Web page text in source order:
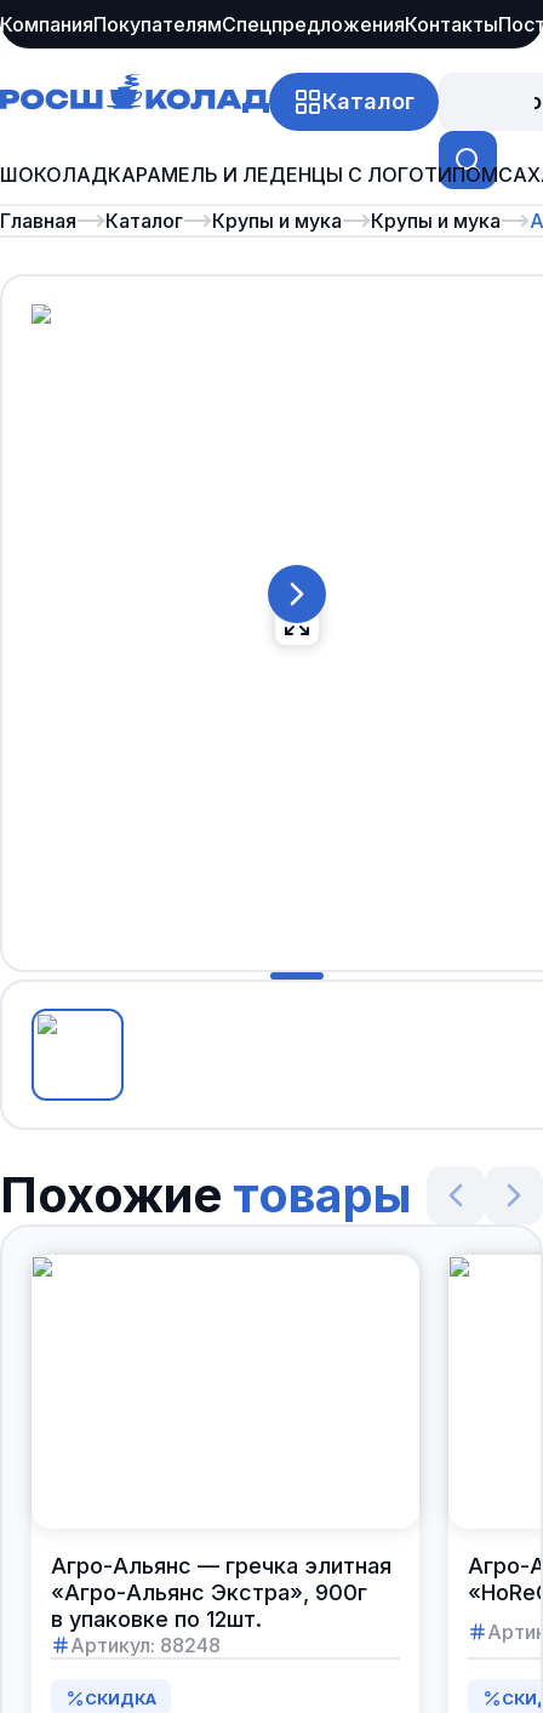
КомпанияПокупателямСпецпредложенияКонтакты
Каталог
ШОКОЛАДКАРАМЕЛЬ И ЛЕДЕНЦЫ С ЛОГОТИПОМ
Главная
Каталог Крупы и мука Крупы и мука
Похожие товары
Агро-Альянс — гречка элитная
«Агро-Альянс Экстра», 900г
в упаковке по 12шт.
Артикул: 88248
СКИДКА
Агро-